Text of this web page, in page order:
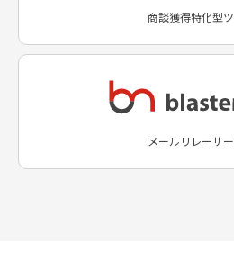
商談獲得特化型
メールリレーサ